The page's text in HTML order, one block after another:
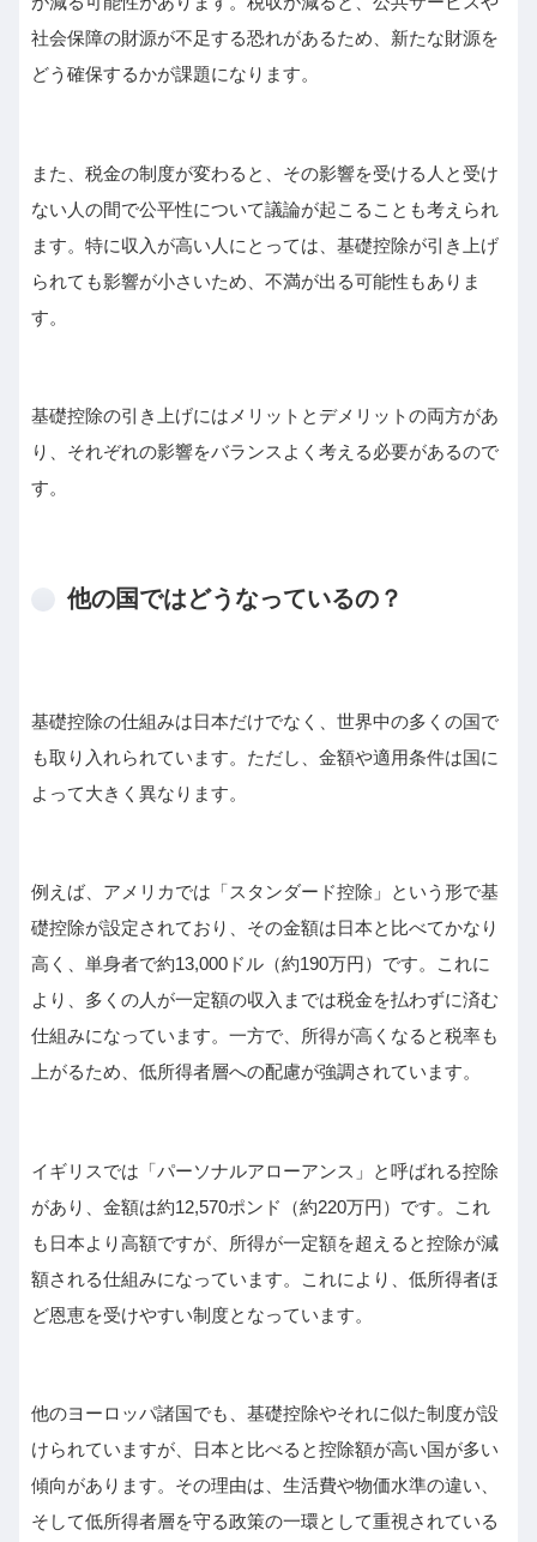
社会保障の財源が不足する恐れがあるため、新たな財源を
どう確保するかが課題になります。
また、税金の制度が変わると、その影響を受ける人と受け
ない人の間で公平性について議論が起こることも考えられ
ます。特に収入が高い人にとっては、基礎控除が引き上げ
られても影響が小さいため、不満が出る可能性もありま
す。
基礎控除の引き上げにはメリットとデメリットの両方があ
り、それぞれの影響をバランスよく考える必要があるので
す。
他の国ではどうなっているの？
基礎控除の仕組みは日本だけでなく、世界中の多くの国で
も取り入れられています。ただし、金額や適用条件は国に
よって大きく異なります。
例えば、アメリカでは「スタンダード控除」という形で基
礎控除が設定されており、その金額は日本と比べてかなり
高く、単身者で約13,000ドル（約190万円）です。これに
より、多くの人が一定額の収入までは税金を払わずに済む
仕組みになっています。一方で、所得が高くなると税率も
上がるため、低所得者層への配慮が強調されています。
イギリスでは「パーソナルアローアンス」と呼ばれる控除
があり、金額は約12,570ポンド（約220万円）です。これ
も日本より高額ですが、所得が一定額を超えると控除が減
額される仕組みになっています。これにより、低所得者ほ
ど恩恵を受けやすい制度となっています。
他のヨーロッパ諸国でも、基礎控除やそれに似た制度が設
けられていますが、日本と比べると控除額が高い国が多い
傾向があります。その理由は、生活費や物価水準の違い、
そして低所得者層を守る政策の一環として重視されている